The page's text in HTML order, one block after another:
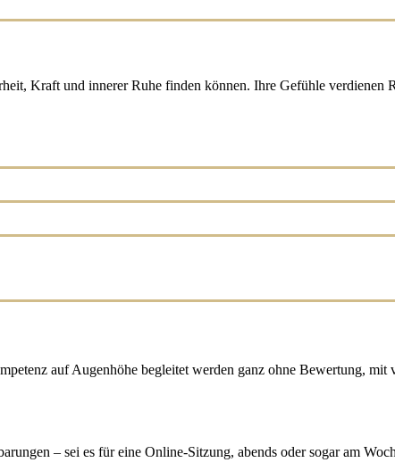
Kraft und innerer Ruhe finden können. Ihre Gefühle verdienen
auf Augenhöhe begleitet werden ganz ohne Bewertung,
– sei es für eine Online-Sitzung, abends oder sogar am